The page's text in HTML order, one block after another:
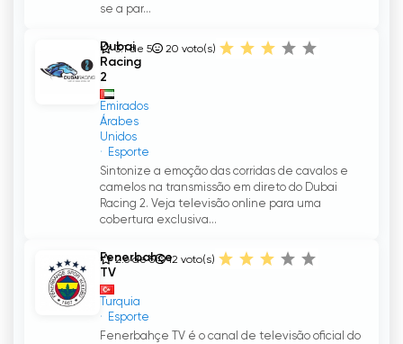
se a par...
Dubai
Racing
2
Emirados
Árabes
Unidos
Esporte
3.1 de 5 20 voto(s)
Sintonize a emoção das corridas de cavalos e
camelos na transmissão em direto do Dubai
Racing 2. Veja televisão online para uma
cobertura exclusiva...
Fenerbahçe
TV
Turquia
Esporte
2.6 de 5 12 voto(s)
Fenerbahçe TV é o canal de televisão oficial do